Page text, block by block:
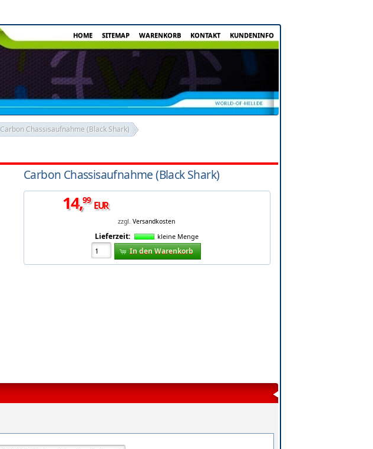
HOME SITEMAP WARENKORB KONTAKT KUNDENINFO
Carbon Chassisaufnahme (Black Shark)
Carbon Chassisaufnahme (Black Shark)
14,99 EUR
zzgl. Versandkosten
Lieferzeit: kleine Menge
In den Warenkorb